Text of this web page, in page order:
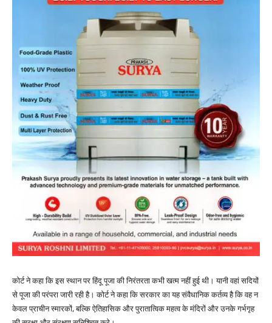
कोर्ट ने कहा कि इस स्थान पर हिंदू पूजा की निरंतरता कभी खत्म नहीं हुई थी। यानी वहां सदियों
से पूजा की परंपरा जारी रही है। कोर्ट ने कहा कि सरकार का यह संवैधानिक कर्तव्य है कि वह न
केवल प्राचीन स्मारकों, बल्कि ऐतिहासिक और पुरातात्विक महत्व के मंदिरों और उनके गर्भगृह